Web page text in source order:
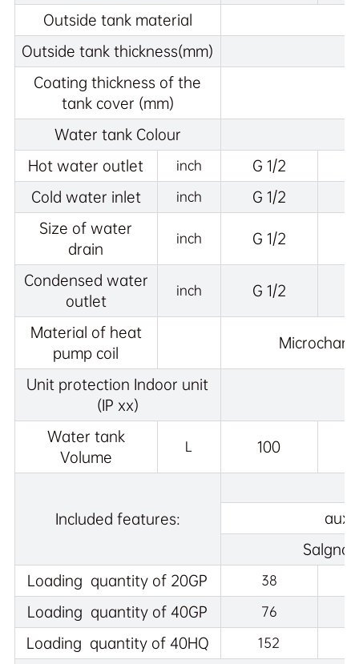
Outside tank material
Outside tank thickness(mm)
Coating thickness of the
tank cover (mm)
Water tank Colour
Hot water outlet
inch G 1/2
Cold water inlet inch G 1/2
Size of water
drain
inch G 1/2
Condensed water
outlet
inch G 1/2
Material of heat
pump coil
Unit protection Indoor unit
(IP xx)
Water tank
Volume
L 100
Included features:
Loading quantity of 20GP
38
Loading quantity of 40GP 76
Loading quantity of 40HQ 152